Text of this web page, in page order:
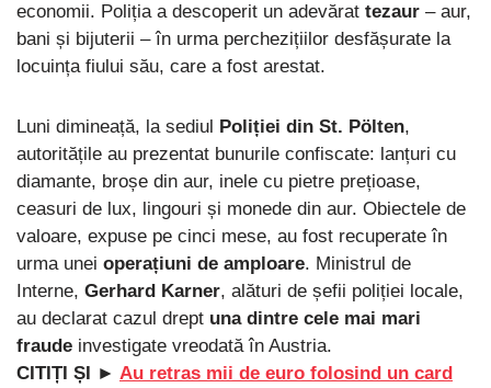
economii. Poliția a descoperit un adevărat tezaur – aur,
bani și bijuterii – în urma perchezițiilor desfășurate la
locuința fiului său, care a fost arestat.
Luni dimineață, la sediul Poliției din St. Pölten,
autoritățile au prezentat bunurile confiscate: lanțuri cu
diamante, broșe din aur, inele cu pietre prețioase,
ceasuri de lux, lingouri și monede din aur. Obiectele de
valoare, expuse pe cinci mese, au fost recuperate în
urma unei operațiuni de amploare. Ministrul de
Interne, Gerhard Karner, alături de șefii poliției locale,
au declarat cazul drept una dintre cele mai mari
fraude investigate vreodată în Austria.
CITIȚI ȘI ► Au retras mii de euro folosind un card